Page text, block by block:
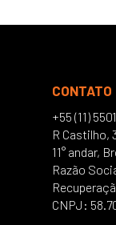
CONTATO
+55 (11)
R Castilho,
11° andar,
Razão
CNPJ: